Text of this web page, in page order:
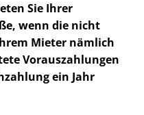
Sie Ihrer
wenn die nicht
Mieter nämlich
Vorauszahlungen
ein Jahr